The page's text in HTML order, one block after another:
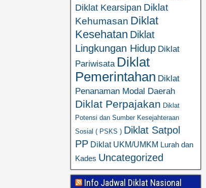
Diklat Kearsipan Diklat
Kehumasan Diklat
Kesehatan Diklat
Lingkungan Hidup Diklat
Pariwisata Diklat
Pemerintahan Diklat
Penanaman Modal Daerah
Diklat Perpajakan Diklat
Potensi dan Sumber Kesejahteraan
Sosial ( PSKS ) Diklat Satpol
PP Diklat UKM/UMKM Lurah dan
Kades Uncategorized
Info Jadwal Diklat Nasional